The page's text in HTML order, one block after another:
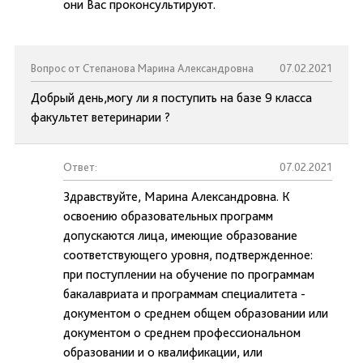
они Вас проконсультируют.
Вопрос от Степанова Марина Александровна 07.02.2021
Добрый день,могу ли я поступить на базе 9 класса
факультет ветеринарии ?
Ответ: 07.02.2021
Здравствуйте, Марина Александровна. К
освоению образовательных программ
допускаются лица, имеющие образование
соответствующего уровня, подтвержденное:
при поступлении на обучение по программам
бакалавриата и программам специалитета -
документом о среднем общем образовании или
документом о среднем профессиональном
образовании и о квалификации, или